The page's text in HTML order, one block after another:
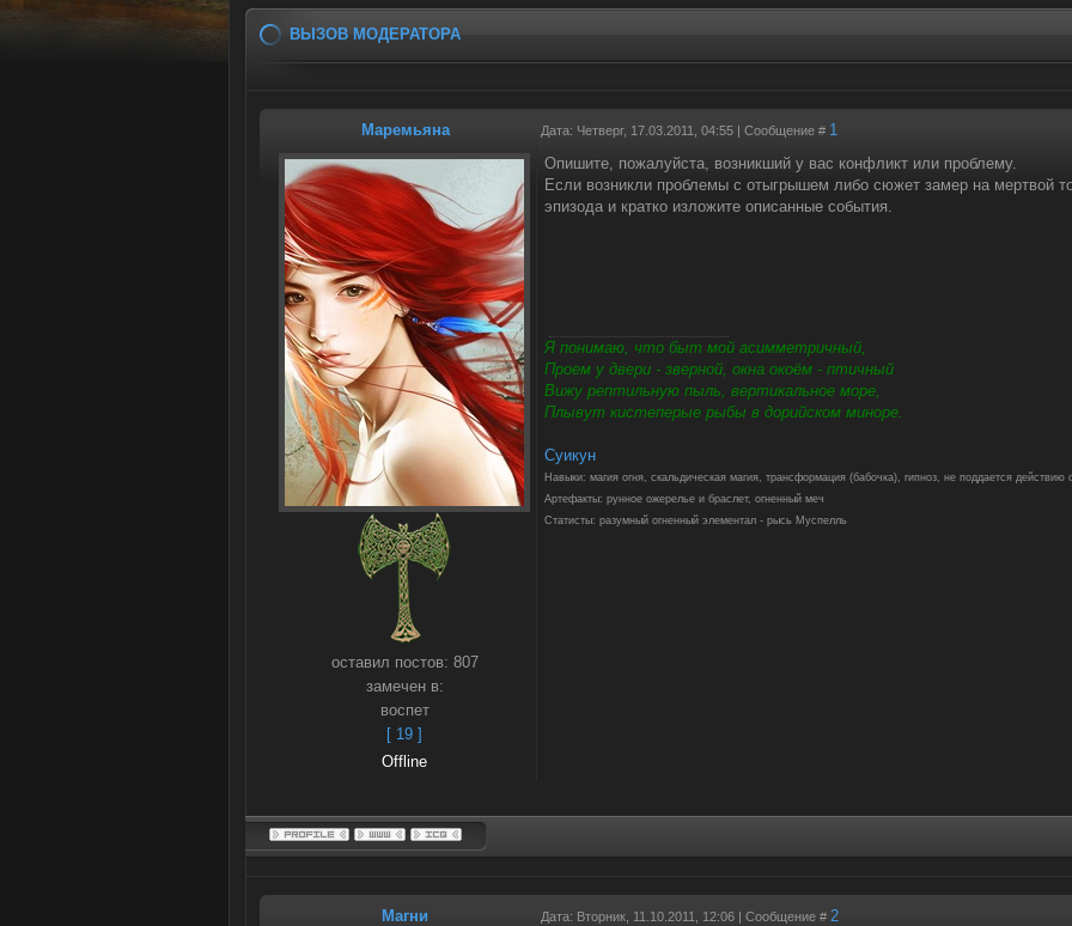
ВЫЗОВ МОДЕРАТОРА
Маремьяна Дата: Четверг, 17.03.2011, 04:55 | Сообщение # 1
оставил постов: 807
замечен в:
воспет
[ 19 ]
Offline
Опишите, пожалуйста, возникший у вас конфликт или проблему.
Если возникли проблемы с отыгрышем либо сюжет замер на мертвой
эпизода и кратко изложите описанные события.
Я понимаю, что быт мой асимметричный,
Проем у двери - зверной, окна окоём - птичный
Вижу рептильную пыль, вертикальное море,
Плывут кистеперые рыбы в дорийском миноре.
Суикун
Навыки: магия огня, скальдическая магия, трансформация (бабочка), гипноз, не поддается действию
Артефакты: рунное ожерелье и браслет, огненный меч
Статисты: разумный огненный элементал - рысь Муспелль
Магни Дата: Вторник, 11.10.2011, 12:06 | Сообщение # 2